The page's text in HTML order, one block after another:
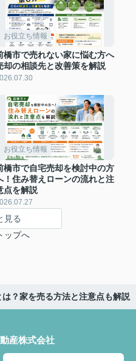
お役立ち情報
橋市で売れない家に悩む方へ
却の相談先と改善策を解説
お役立ち情報
橋市で自宅売却を検討中の方
！住み替えローンの流れと注
点を解説
見る
ップへ
？家を売る方法と注意点も解説
産株式会社